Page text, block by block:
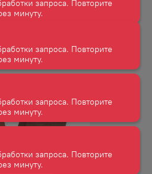
минуту.
запроса. Повторите
запроса. Повторите
минуту.